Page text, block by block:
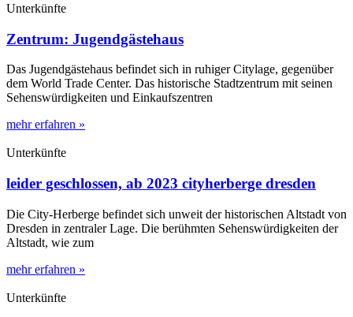
Unterkünfte
Zentrum: Jugendgästehaus
Das Jugendgästehaus befindet sich in ruhiger Citylage, gegenüber
dem World Trade Center. Das historische Stadtzentrum mit seinen
Sehenswürdigkeiten und Einkaufszentren
mehr erfahren »
Unterkünfte
leider geschlossen, ab 2023 cityherberge dresden
Die City-Herberge befindet sich unweit der historischen Altstadt von
Dresden in zentraler Lage. Die berühmten Sehenswürdigkeiten der
Altstadt, wie zum
mehr erfahren »
Unterkünfte